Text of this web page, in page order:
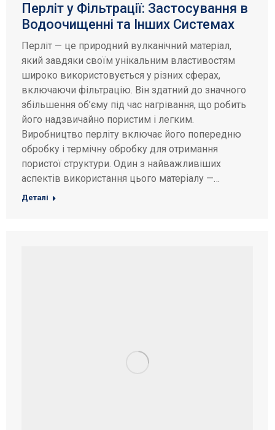
Перліт у Фільтрації: Застосування в
Водоочищенні та Інших Системах
Перліт — це природний вулканічний матеріал,
який завдяки своїм унікальним властивостям
широко використовується у різних сферах,
включаючи фільтрацію. Він здатний до значного
збільшення об’єму під час нагрівання, що робить
його надзвичайно пористим і легким.
Виробництво перліту включає його попередню
обробку і термічну обробку для отримання
пористої структури. Один з найважливіших
аспектів використання цього матеріалу —…
Деталі